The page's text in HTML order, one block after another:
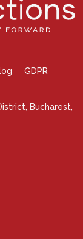
GDPR
Bucharest,